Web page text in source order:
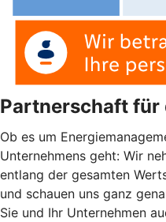
Partnerschaft für
Ob es um
Unternehmens geht: Wir
entlang der gesamten
und schauen uns ganz
Sie und Ihr Unternehmen